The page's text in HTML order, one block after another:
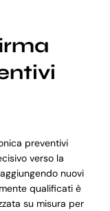
preventivi
verso la
nuovi
qualificati è
su misura per